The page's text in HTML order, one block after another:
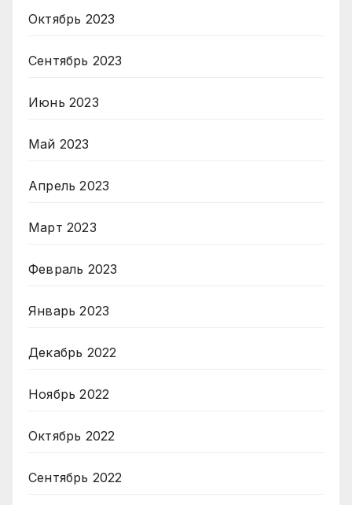
Октябрь 2023
Сентябрь 2023
Июнь 2023
Май 2023
Апрель 2023
Март 2023
Февраль 2023
Январь 2023
Декабрь 2022
Ноябрь 2022
Октябрь 2022
Сентябрь 2022